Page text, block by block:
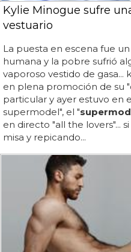
Kylie Minogue sufre
vestuario
La puesta en escena fue
humana y la pobre sufrió
vaporoso vestido de
en plena promoción de su
particular y ayer estuvo en
supermodel", el "
en directo "all the lovers"...
misa y repicando...